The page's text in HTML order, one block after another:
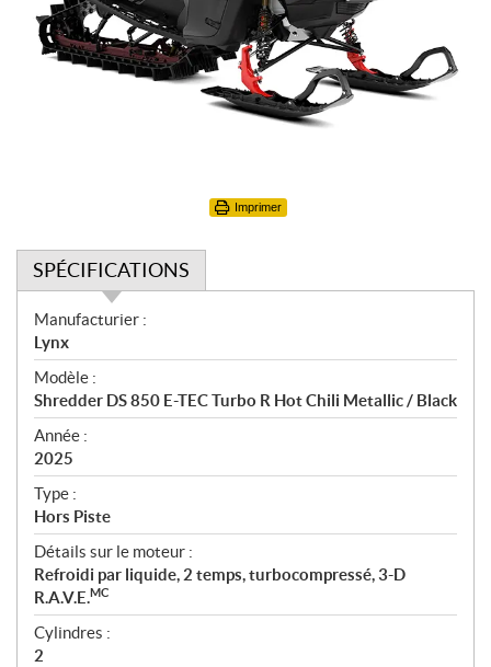
Imprimer
SPÉCIFICATIONS
S
p
é
c
i
f
i
c
a
t
i
o
n
s
Manufacturier :
Lynx
Modèle :
Shredder DS 850 E-TEC Turbo R Hot Chili Metallic / Black
Année :
2025
Type :
Hors Piste
Détails sur le moteur :
Refroidi par liquide, 2 temps, turbocompressé, 3-D
R.A.V.E.MC
Cylindres :
2